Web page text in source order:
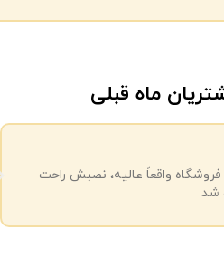
ماه قبلی
واقعاً عالیه، نصبش راحت
شد